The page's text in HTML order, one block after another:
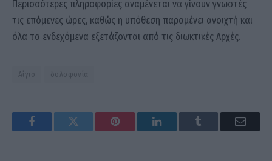
Περισσότερες πληροφορίες αναμένεται να γίνουν γνωστές
τις επόμενες ώρες, καθώς η υπόθεση παραμένει ανοιχτή και
όλα τα ενδεχόμενα εξετάζονται από τις διωκτικές Αρχές.
Αίγιο δολοφονία
FacebookTwitter Pinterest LinkedInTumblr Email